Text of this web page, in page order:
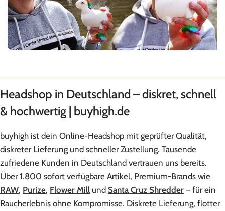
Headshop in Deutschland – diskret, schnell
& hochwertig | buyhigh.de
buyhigh ist dein Online-Headshop mit geprüfter Qualität,
diskreter Lieferung und schneller Zustellung. Tausende
zufriedene Kunden in Deutschland vertrauen uns bereits.
Über 1.800 sofort verfügbare Artikel, Premium-Brands wie
RAW, Purize, Flower Mill und Santa Cruz Shredder – für ein
Raucherlebnis ohne Kompromisse. Diskrete Lieferung, flotter